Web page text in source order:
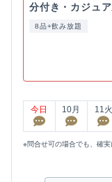
分付き・カジュ
8品+飲み放題
今日 10月 11火
※問合せ可の場合でも、確実